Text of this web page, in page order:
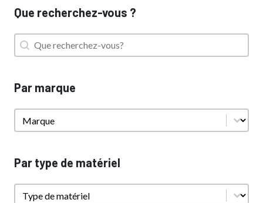
Que recherchez-vous ?
Que recherchez-vous ?
Que recherchez-vous ?
Par marque
Par marque
Par marque
Par type de matériel
Par type de matériel
Par type de matériel